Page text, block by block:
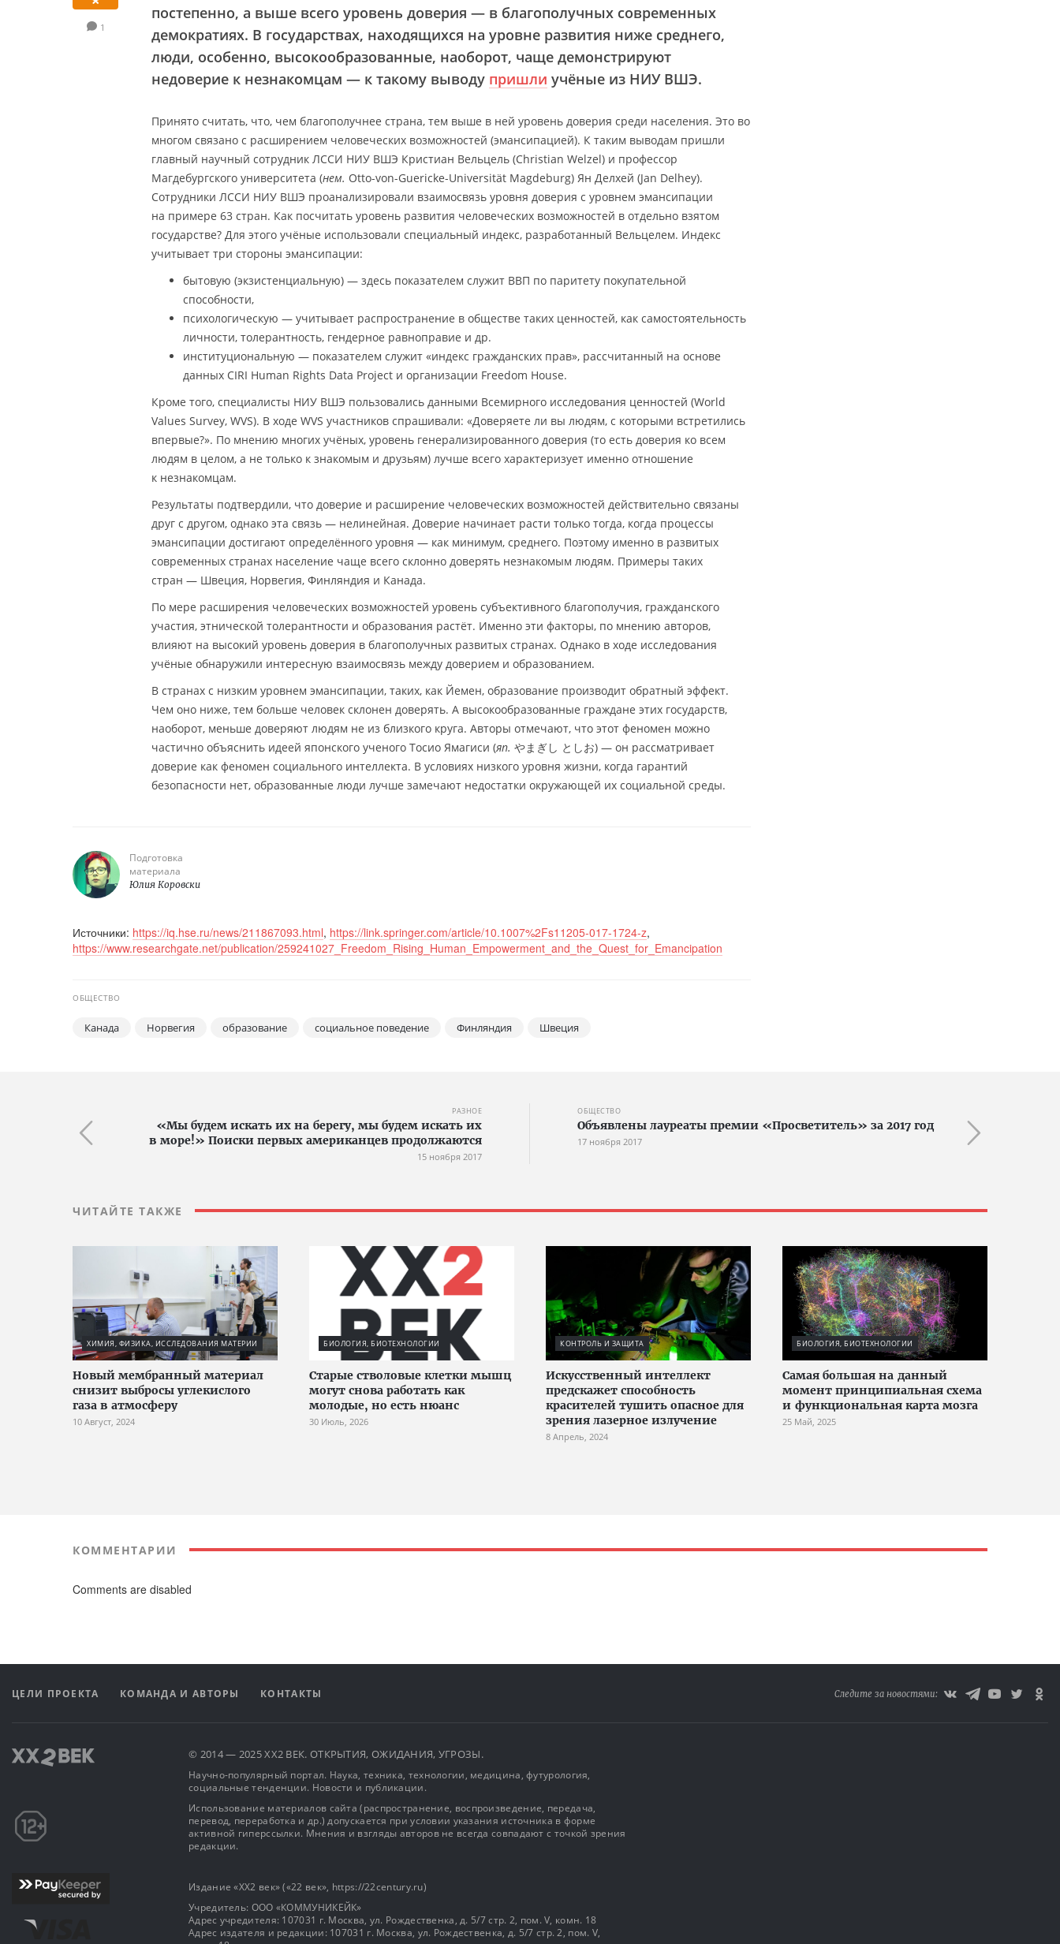
1
постепенно, а выше всего уровень доверия — в благополучных современных
демократиях. В государствах, находящихся на уровне развития ниже среднего,
люди, особенно, высокообразованные, наоборот, чаще демонстрируют
недоверие к незнакомцам — к такому выводу пришли учёные из НИУ ВШЭ.
Принято считать, что, чем благополучнее страна, тем выше в ней уровень доверия среди населения. Это во
многом связано с расширением человеческих возможностей (эмансипацией). К таким выводам пришли
главный научный сотрудник ЛССИ НИУ ВШЭ Кристиан Вельцель (Christian Welzel) и профессор
Магдебургского университета (нем. Otto-von-Guericke-Universität Magdeburg) Ян Делхей (Jan Delhey).
Сотрудники ЛССИ НИУ ВШЭ проанализировали взаимосвязь уровня доверия с уровнем эмансипации
на примере 63 стран. Как посчитать уровень развития человеческих возможностей в отдельно взятом
государстве? Для этого учёные использовали специальный индекс, разработанный Вельцелем. Индекс
учитывает три стороны эмансипации:
бытовую (экзистенциальную) — здесь показателем служит ВВП по паритету покупательной
способности,
психологическую — учитывает распространение в обществе таких ценностей, как самостоятельность
личности, толерантность, гендерное равноправие и др.
институциональную — показателем служит «индекс гражданских прав», рассчитанный на основе
данных CIRI Human Rights Data Project и организации Freedom House.
Кроме того, специалисты НИУ ВШЭ пользовались данными Всемирного исследования ценностей (World
Values Survey, WVS). В ходе WVS участников спрашивали: «Доверяете ли вы людям, с которыми встретились
впервые?». По мнению многих учёных, уровень генерализированного доверия (то есть доверия ко всем
людям в целом, а не только к знакомым и друзьям) лучше всего характеризует именно отношение
к незнакомцам.
Результаты подтвердили, что доверие и расширение человеческих возможностей действительно связаны
друг с другом, однако эта связь — нелинейная. Доверие начинает расти только тогда, когда процессы
эмансипации достигают определённого уровня — как минимум, среднего. Поэтому именно в развитых
современных странах население чаще всего склонно доверять незнакомым людям. Примеры таких
стран — Швеция, Норвегия, Финляндия и Канада.
По мере расширения человеческих возможностей уровень субъективного благополучия, гражданского
участия, этнической толерантности и образования растёт. Именно эти факторы, по мнению авторов,
влияют на высокий уровень доверия в благополучных развитых странах. Однако в ходе исследования
учёные обнаружили интересную взаимосвязь между доверием и образованием.
В странах с низким уровнем эмансипации, таких, как Йемен, образование производит обратный эффект.
Чем оно ниже, тем больше человек склонен доверять. А высокообразованные граждане этих государств,
наоборот, меньше доверяют людям не из близкого круга. Авторы отмечают, что этот феномен можно
частично объяснить идеей японского ученого Тосио Ямагиси (яп. やまぎし としお) — он рассматривает
доверие как феномен социального интеллекта. В условиях низкого уровня жизни, когда гарантий
безопасности нет, образованные люди лучше замечают недостатки окружающей их социальной среды.
Подготовка
материала
Юлия Коровски
Источники: https://iq.hse.ru/news/211867093.html, https://link.springer.com/article/10.1007%2Fs11205-017-1724-z,
https://www.researchgate.net/publication/259241027_Freedom_Rising_Human_Empowerment_and_the_Quest_for_Emancipation
ОБЩЕСТВО
Канада Норвегия образование социальное поведение Финляндия Швеция
РАЗНОЕ
«Мы будем искать их на берегу, мы будем искать их
в море!» Поиски первых американцев продолжаются
15 ноября 2017
ОБЩЕСТВО
Объявлены лауреаты премии «Просветитель» за 2017 год
17 ноября 2017
ЧИТАЙТЕ ТАКЖЕ
ХИМИЯ, ФИЗИКА, ИССЛЕДОВАНИЯ МАТЕРИИ
Новый мембранный материал
снизит выбросы углекислого
газа в атмосферу
10 Август, 2024
БИОЛОГИЯ, БИОТЕХНОЛОГИИ
Старые стволовые клетки мышц
могут снова работать как
молодые, но есть нюанс
30 Июль, 2026
КОНТРОЛЬ И ЗАЩИТА
Искусственный интеллект
предскажет способность
красителей тушить опасное для
зрения лазерное излучение
8 Апрель, 2024
БИОЛОГИЯ, БИОТЕХНОЛОГИИ
Cамая большая на данный
момент принципиальная схема
и функциональная карта мозга
25 Май, 2025
КОММЕНТАРИИ
Comments are disabled
ЦЕЛИ ПРОЕКТА КОМАНДА И АВТОРЫ КОНТАКТЫ Следите за новостями:
© 2014 — 2025 XX2 ВЕК. ОТКРЫТИЯ, ОЖИДАНИЯ, УГРОЗЫ.
Научно-популярный портал. Наука, техника, технологии, медицина, футурология,
социальные тенденции. Новости и публикации.
Использование материалов сайта (распространение, воспроизведение, передача,
перевод, переработка и др.) допускается при условии указания источника в форме
активной гиперссылки. Мнения и взгляды авторов не всегда совпадают с точкой зрения
редакции.
Издание «XX2 век» («22 век», https://22century.ru)
Учредитель: OOO «КОММУНИКЕЙК»
Адрес учредителя: 107031 г. Москва, ул. Рождественка, д. 5/7 стр. 2, пом. V, комн. 18
Адрес издателя и редакции: 107031 г. Москва, ул. Рождественка, д. 5/7 стр. 2, пом. V,